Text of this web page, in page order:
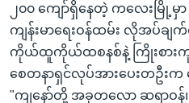
၂၀၀ ကျော်ရှိနေတဲ့ ကလေးမြို့
ကျန်းမာရေးဝန်ထမ်း လိုအပ်ချ
ကိုယ်ထူကိုယ်ထစနစ်နဲ့ ကြိုးစား
စေတနာရှင်လုပ်အားပေးတဦးက
"ကျနော်တို့ အခုတလော ဆရာဝ